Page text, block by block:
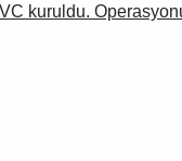
kuruldu.